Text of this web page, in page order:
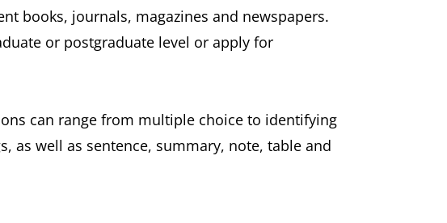
books, journals, magazines and newspapers.
or postgraduate level or apply for
can range from multiple choice to identifying
as well as sentence, summary, note, table and